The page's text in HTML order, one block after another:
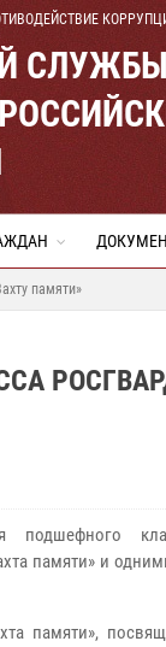
памяти»
подшефного
памяти» и
памяти»,